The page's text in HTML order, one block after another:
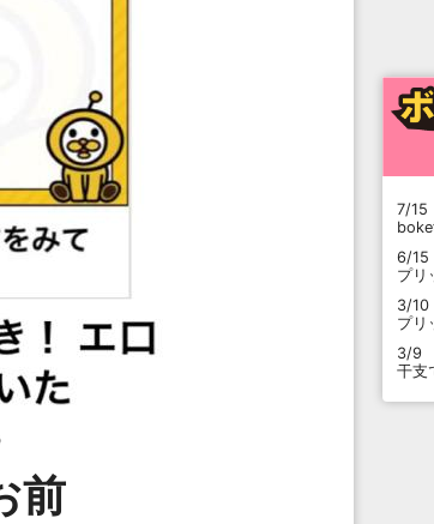
前
7/15
6/15
プリ
3/10
プリ
3/9
干支